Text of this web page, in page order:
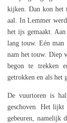
kijken. Dan kon het
aal. In Lemmer
het ijs gemaakt.
lang touw. Eén man
nam het touw. Diep
begon te trekken
getrokken en als het
De vuurtoren is
geschoven. Het lijkt
gebeuren, namelijk